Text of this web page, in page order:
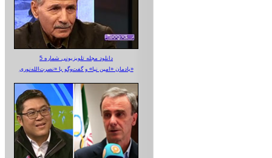
دانلود مجله تلویزیونی شماره 5
یادمان «امین نیا» و گفت‌وگو با «نصرت‌الله‌نوری»